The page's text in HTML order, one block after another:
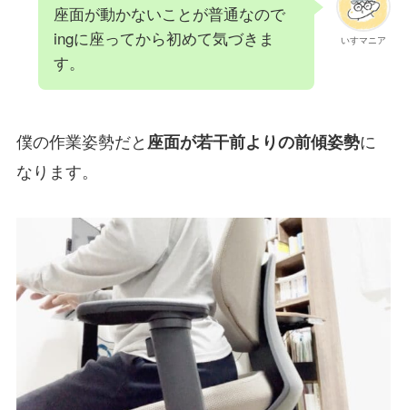
いすマニア
座面が動かないことが普通なので
ingに座ってから初めて気づきま
す。
僕の作業姿勢だと座面が若干前よりの前傾姿勢に
なります。